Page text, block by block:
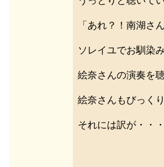
「あれ？！南湖さ
ソレイユでお馴染
絵奈さんの演奏を
絵奈さんもびっくり
それには訳が・・・